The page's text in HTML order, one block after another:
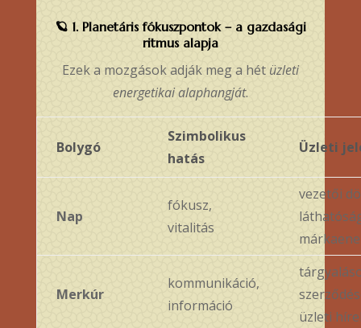
🪐 1. Planetáris fókuszpontok – a gazdasági
ritmus alapja
Ezek a mozgások adják meg a hét üzleti
energetikai alaphangját.
Bolygó
Szimbolikus
hatás
Üzleti
Nap
fókusz,
vitalitás
vezetői
Merkúr
kommunikáció,
információ
üzleti